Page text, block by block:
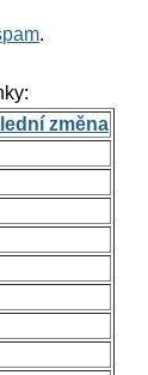
.
změna